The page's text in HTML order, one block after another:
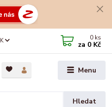
Menu
Hledat
0 ks
za 0 Kč